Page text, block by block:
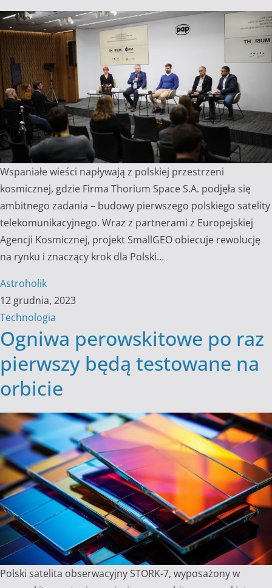
Wspaniałe wieści napływają z polskiej przestrzeni
kosmicznej, gdzie Firma Thorium Space S.A. podjęła się
ambitnego zadania – budowy pierwszego polskiego satelity
telekomunikacyjnego. Wraz z partnerami z Europejskiej
Agencji Kosmicznej, projekt SmallGEO obiecuje rewolucję
na rynku i znaczący krok dla Polski…
Astroholik
12 grudnia, 2023
Technologia
Ogniwa perowskitowe po raz
pierwszy będą testowane na
orbicie
Polski satelita obserwacyjny STORK-7, wyposażony w